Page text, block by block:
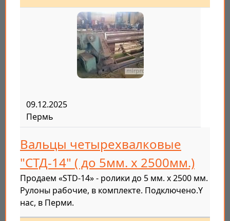
09.12.2025
Пермь
Вальцы четырехвалковые
"СТД-14" ( до 5мм. х 2500мм.)
Продаем «STD-14» - ролики до 5 мм. х 2500 мм.
Рулоны рабочие, в комплекте. Подключено.Y
нас, в Перми.